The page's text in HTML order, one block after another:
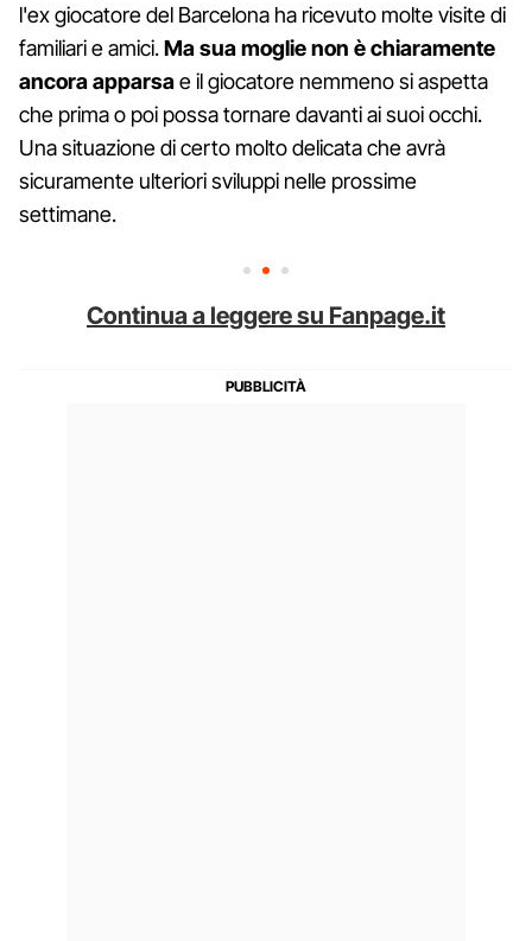
l'ex giocatore del Barcelona ha ricevuto molte visite di
familiari e amici.Ma sua moglie non è chiaramente
ancora apparsae il giocatore nemmeno si aspetta
che prima o poi possa tornare davanti ai suoi occhi.
Una situazione di certo molto delicata che avrà
sicuramente ulteriori sviluppi nelle prossime
settimane.
Continua a leggere su Fanpage.it